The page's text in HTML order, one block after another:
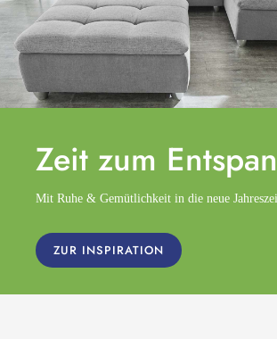
Zeit zum
Mit Ruhe & Gemütlichkeit in die neue
ZUR INSPIRATION